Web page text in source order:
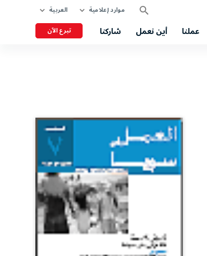
موارد إعلامية العربية
عملنا أين نعمل شاركنا تبرع الآن